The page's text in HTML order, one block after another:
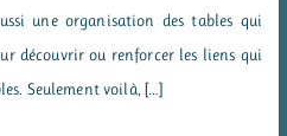
une organisation des tables qui
découvrir ou renforcer les liens qui
Seulement voilà, […]